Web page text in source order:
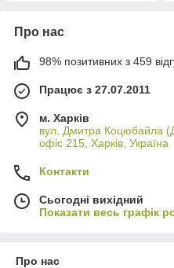
Про нас
98% позитивних з 459
Працює з 27.07.2011
м. Харків
вул. Дмитра Коцюбайла
офіс 215, Харків, Україна
Контакти
Сьогодні вихідний
Показати весь графік
Про нас